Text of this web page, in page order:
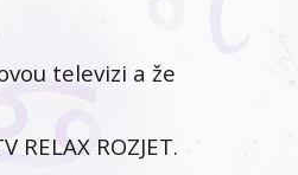
televizi a že
ROZJET.